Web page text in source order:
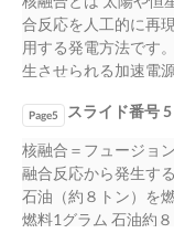
合反応を人工的に再
用する発電方法です
生させられる加速電
高温・高圧の状態で
図のように水素の同
重水素の原子核が融
ができます。核融合
発生 が発生します。
核融合反応の発端で
Page5 スライド番号 5
核融合＝フュージョ
融合反応から発生す
石油（約８トン）を
燃料1グラム 石油約